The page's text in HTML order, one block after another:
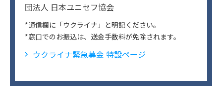
団法人 日本ユニセフ協会
*通信欄に「ウクライナ」と明記ください。
*窓口でのお振込は、送金手数料が免除されます。
ウクライナ緊急募金 特設ページ